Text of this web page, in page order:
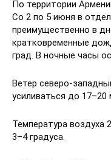
По территории
Со 2 по 5 июня в
преимущественно в
кратковременные
град. В ночные часы
Ветер северо-
усиливаться до 17–20
Температура воздуха
3–4 градуса.